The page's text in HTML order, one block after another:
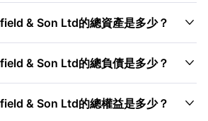
& Son Ltd的總資產是多少？ 
& Son Ltd的總負債是多少？ 
& Son Ltd的總權益是多少？ 